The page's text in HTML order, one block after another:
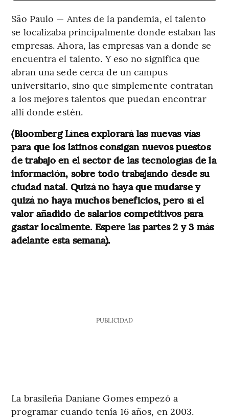
São Paulo — Antes de la pandemia, el talento
se localizaba principalmente donde estaban las
empresas. Ahora, las empresas van a donde se
encuentra el talento. Y eso no significa que
abran una sede cerca de un campus
universitario, sino que simplemente contratan
a los mejores talentos que puedan encontrar
allí donde estén.
(Bloomberg Línea explorará las nuevas vías
para que los latinos consigan nuevos puestos
de trabajo en el sector de las tecnologías de la
información, sobre todo trabajando desde su
ciudad natal. Quizá no haya que mudarse y
quizá no haya muchos beneficios, pero sí el
valor añadido de salarios competitivos para
gastar localmente. Espere las partes 2 y 3 más
adelante esta semana).
PUBLICIDAD
La brasileña Daniane Gomes empezó a
programar cuando tenía 16 años, en 2003.